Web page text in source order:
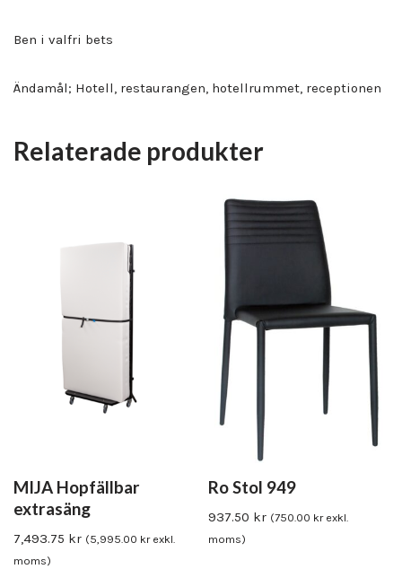
Ben i valfri bets
Ändamål; Hotell, restaurangen, hotellrummet, receptionen
Relaterade produkter
MIJA Hopfällbar
extrasäng
7,493.75 kr (5,995.00 krexkl.
moms)
Ro Stol 949
937.50 kr (750.00 krexkl.
moms)